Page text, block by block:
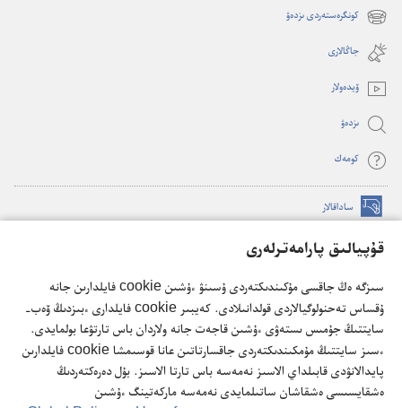
قۇپيالىق پارامەترلەرى
سىزگە ەڭ جاقسى مۇكىندىكتەردى ۇسىنۋ ءۇشىن cookie فايلدارىن جانە
ۇقساس تەحنولوگيالاردى قولدانىلادى. كەيبىر cookie فايلدارى ءبىزدىڭ ۆەب-
سايتتىڭ جۇمىس ىستەۋى ءۇشىن قاجەت جانە ولاردان باس تارتۋعا بولمايدى.
ءسىز سايتتىڭ مۇمكىندىكتەردى جاقسارتاتىن عانا قوسىمشا cookie فايلدارىن
پايدالانۋدى قابىلداي الاسىز نەمەسە باس تارتا الاسىز. بۇل دەرەكتەردىڭ
ەشقايسىسى ەشقاشان ساتىلمايدى نەمەسە ماركەتينگ ءۇشىن
new
window)
كونگرەستەردى ىزدەۋ
(opens
new
window)
جاڭالارى
ۆيدە‌ولار
ىزدە‌ۋ
كومە‌ك
ساداقالار
(opens
window) كۇزەت مۇناراسىنىڭ تورداعى كىتاپحاناسى
new
window)
JW Hub
®
(opens
new
window)
JW Library